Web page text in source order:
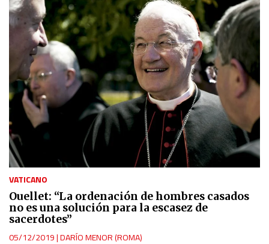
VATICANO
Ouellet: “La ordenación de hombres casados
no es una solución para la escasez de
sacerdotes”
05/12/2019|DARÍO MENOR (ROMA)